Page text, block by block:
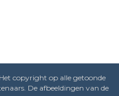
copyright op alle getoonde
De afbeeldingen van de